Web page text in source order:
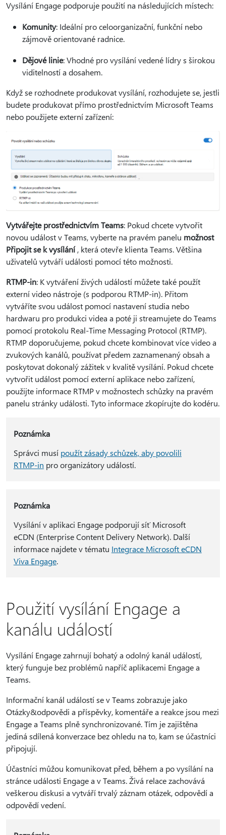
Vysílání Engage podporuje použití na následujících místech:
Komunity: Ideální pro celoorganizační, funkční nebo
zájmově orientované radnice.
Dějové linie: Vhodné pro vysílání vedené lídry s širokou
viditelností a dosahem.
Když se rozhodnete produkovat vysílání, rozhodujete se, jestli
budete produkovat přímo prostřednictvím Microsoft Teams
nebo použijete externí zařízení:
Vytvářejte prostřednictvím Teams: Pokud chcete vytvořit
novou událost v Teams, vyberte na pravém panelu možnost
Připojit se k vysílání, která otevře klienta Teams. Většina
uživatelů vytváří události pomocí této možnosti.
RTMP-in: K vytváření živých událostí můžete také použít
externí video nástroje (s podporou RTMP-in). Přitom
vytváříte svou událost pomocí nastavení studia nebo
hardwaru pro produkci videa a poté ji streamujete do Teams
pomocí protokolu Real-Time Messaging Protocol (RTMP).
RTMP doporučujeme, pokud chcete kombinovat více video a
zvukových kanálů, používat předem zaznamenaný obsah a
poskytovat dokonalý zážitek v kvalitě vysílání. Pokud chcete
vytvořit událost pomocí externí aplikace nebo zařízení,
použijte informace RTMP v možnostech schůzky na pravém
panelu stránky události. Tyto informace zkopírujte do kodéru.
Poznámka
Správci musí použít zásady schůzek, aby povolili
RTMP-in pro organizátory událostí.
Poznámka
Vysílání v aplikaci Engage podporují síť Microsoft
eCDN (Enterprise Content Delivery Network). Další
informace najdete v tématu Integrace Microsoft eCDN
Viva Engage.
Použití vysílání Engage a
kanálu událostí
Vysílání Engage zahrnují bohatý a odolný kanál událostí,
který funguje bez problémů napříč aplikacemi Engage a
Teams.
Informační kanál událostí se v Teams zobrazuje jako
Otázky&odpovědi a příspěvky, komentáře a reakce jsou mezi
Engage a Teams plně synchronizované. Tím je zajištěna
jediná sdílená konverzace bez ohledu na to, kam se účastníci
připojují.
Účastníci můžou komunikovat před, během a po vysílání na
stránce události Engage a v Teams. Živá relace zachovává
veškerou diskusi a vytváří trvalý záznam otázek, odpovědí a
odpovědí vedení.